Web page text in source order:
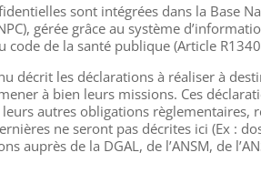
sont intégrées dans la Base
gérée grâce au système
code de la santé publique (Article
décrit les déclarations à réaliser à
à bien leurs missions. Ces
autres obligations règlementaires,
ne seront pas décrites ici (Ex :
auprès de la DGAL, de l’ANSM, de